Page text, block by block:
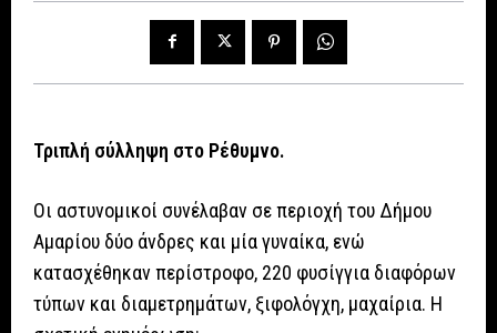
Τριπλή σύλληψη στο Ρέθυμνο.
Οι αστυνομικοί συνέλαβαν σε περιοχή του Δήμου
Αμαρίου δύο άνδρες και μία γυναίκα, ενώ
κατασχέθηκαν περίστροφο, 220 φυσίγγια διαφόρων
τύπων και διαμετρημάτων, ξιφολόγχη, μαχαίρια. Η